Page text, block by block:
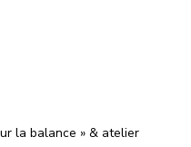
la balance » & atelier